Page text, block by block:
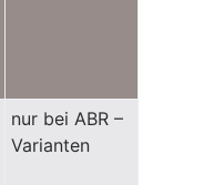
nur bei ABR –
Varianten